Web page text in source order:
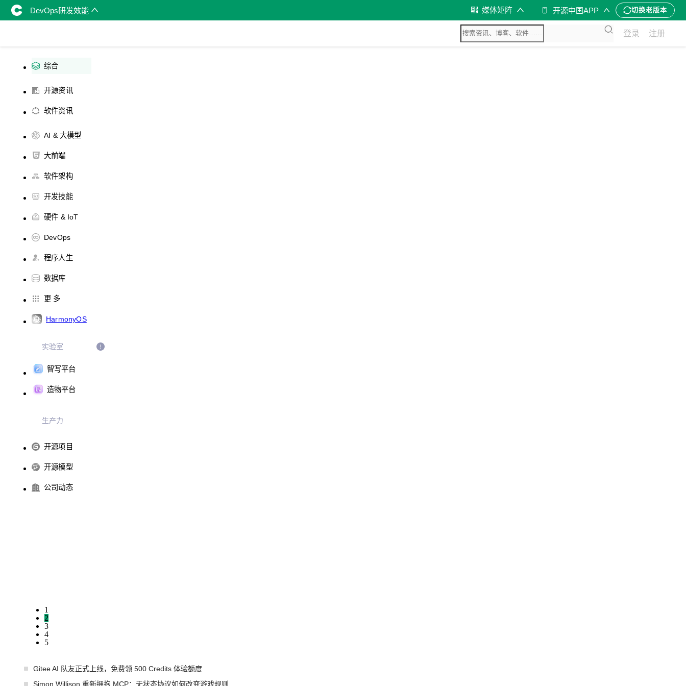
DevOps研发效能 媒体矩阵 开源中国APP 切换老版本
登录 注册
综合
开源资讯
软件资讯
AI & 大模型
大前端
软件架构
开发技能
硬件 & IoT
DevOps
程序人生
数据库
更 多
HarmonyOS
实验室
智写平台
造物平台
生产力
开源项目
开源模型
公司动态
1
2
3
4
5
Gitee AI 队友正式上线，免费领 500 Credits 体验额度
Simon Willison 重新拥抱 MCP：无状态协议如何改变游戏规则